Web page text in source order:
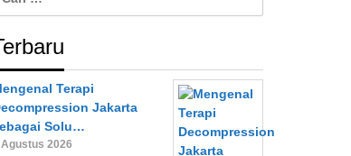
Terapi
Jakarta
Solu…
2026